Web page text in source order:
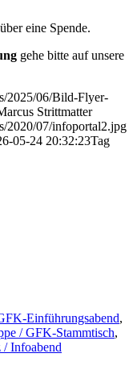
eine Spende.
gehe bitte auf unsere
2025/06/Bild-Flyer-
Strittmatter
2020/07/infoportal2.jpg
05-24 20:32:23Tag
Einführungsabend,
/ GFK-Stammtisch,
Infoabend